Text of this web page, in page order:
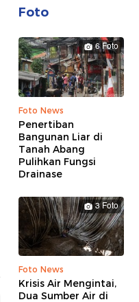
Foto
6 Foto
Foto News
Penertiban
Bangunan Liar di
Tanah Abang
Pulihkan Fungsi
Drainase
3 Foto
Foto News
Krisis Air Mengintai,
Dua Sumber Air di